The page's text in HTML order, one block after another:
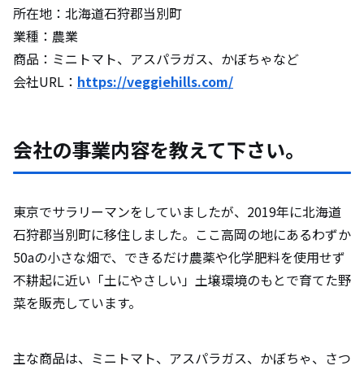
移住して地方の仕事を志す方へメッセージ
をお願いします。
所在地：北海道石狩郡当別町
業種：農業
商品：ミニトマト、アスパラガス、かぼちゃなど
会社URL： https://veggiehills.com/
会社の事業内容を教えて下さい。
東京でサラリーマンをしていましたが、2019年に北海道
石狩郡当別町に移住しました。ここ高岡の地にあるわずか
50aの小さな畑で、できるだけ農薬や化学肥料を使用せず
不耕起に近い「土にやさしい」土壌環境のもとで育てた野
菜を販売しています。
主な商品は、ミニトマト、アスパラガス、かぼちゃ、さつ